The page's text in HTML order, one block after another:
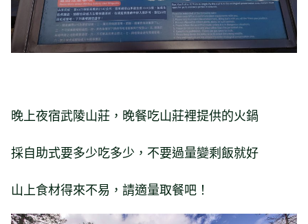
晚上夜宿武陵山莊，晚餐吃山莊裡提供的火鍋
採自助式要多少吃多少，不要過量變剩飯就好
山上食材得來不易，請適量取餐吧！